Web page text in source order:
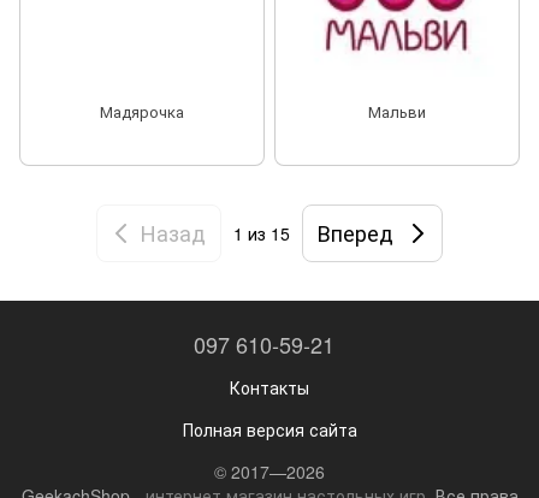
Мадярочка Мальви
Назад 1 из 15 Вперед
097 610-59-21
Контакты
Полная версия сайта
© 2017—2026